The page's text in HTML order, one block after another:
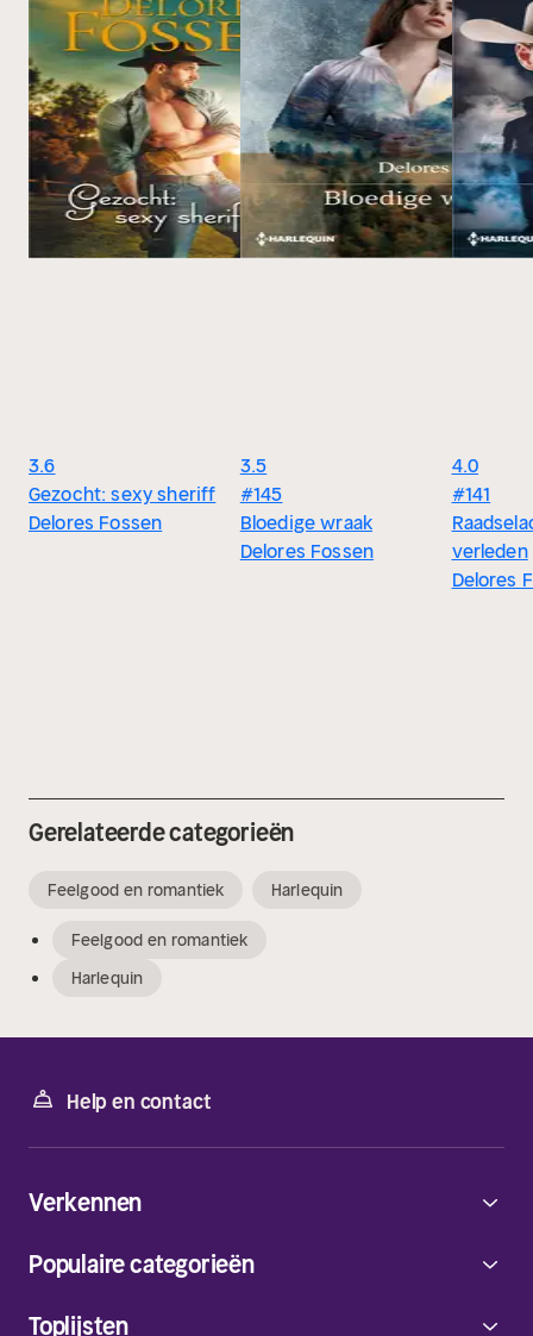
3.6
Gezocht: sexy sheriff
Delores Fossen
3.5
#145
Bloedige wraak
Delores Fossen
4.0
#141
verleden
Delores
Gerelateerde categorieën
Feelgood en romantiek Harlequin
Feelgood en romantiek
Harlequin
Help en contact
Verkennen
Populaire categorieën
Toplijsten